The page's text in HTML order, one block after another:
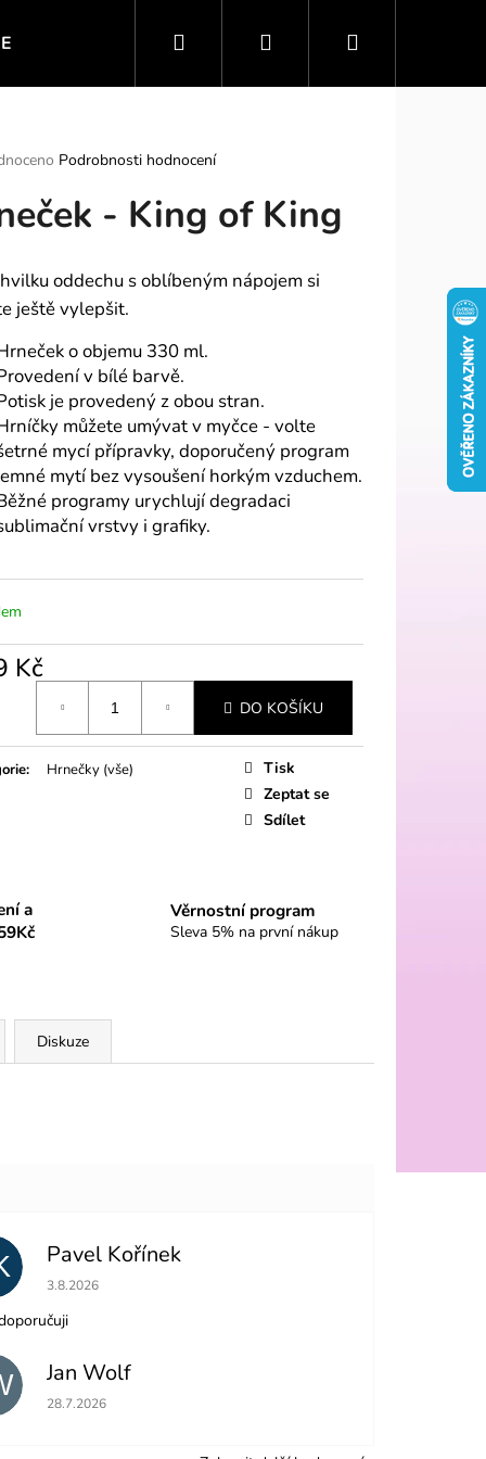
VTIPNÉ MOTIVY SPORT A ZÁBAVA
Hledat PřihlášeníNákupní
Podrobnosti hodnocení
- King of King
oddechu s oblíbeným nápojem si
ještě vylepšit.
o objemu 330 ml.
v bílé barvě.
je provedený z obou stran.
můžete umývat v myčce - volte
mycí přípravky, doporučený program
mytí bez vysoušení horkým vzduchem.
programy urychlují degradaci
vrstvy i grafiky.
Kč
DO KOŠÍKU
: Hrnečky (vše)
Tisk
Zeptat se
Sdílet
a
Věrnostní program
Sleva 5% na první nákup
Diskuze
Pavel Kořínek
Hodnocení obchodu je 5 z 5 hvězdiček.
3.8.2026
Jan Wolf
Hodnocení obchodu je 5 z 5 hvězdiček.
28.7.2026